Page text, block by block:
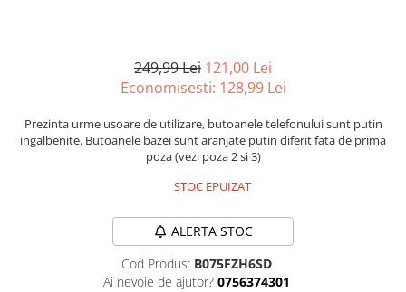
Utilaje si materiale de constructii
Laptop, Tablete & Telefoane
Telefoane Mobile & accesorii
Wearable & Gadgeturi
Electrocasnice & Climatizare
249,99 Lei 121,00 Lei
Economisesti: 128,99 Lei
Prezinta urme usoare de utilizare, butoanele telefonului sunt putin
ingalbenite. Butoanele bazei sunt aranjate putin diferit fata de prima
poza (vezi poza 2 si 3)
STOC EPUIZAT
ALERTA STOC
Cod Produs: B075FZH6SD
Ai nevoie de ajutor? 0756374301